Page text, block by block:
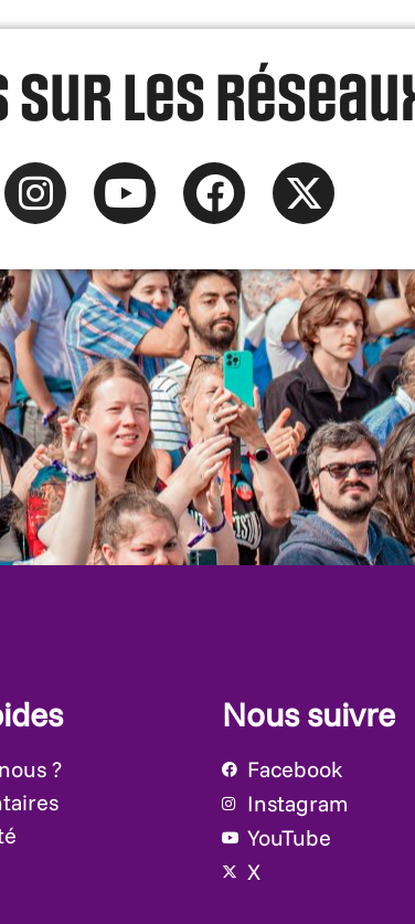
sur les
?
Nous suivre
Facebook
Instagram
YouTube
X